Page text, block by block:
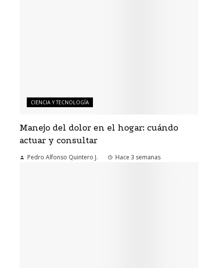
CIENCIA Y TECNOLOGÍA
Manejo del dolor en el hogar: cuándo
actuar y consultar
Pedro Alfonso Quintero J. Hace 3 semanas